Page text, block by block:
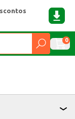
0